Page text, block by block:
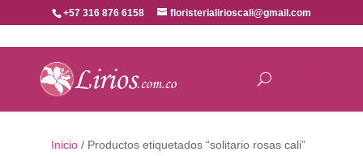
+57 316 876 6158 floristerialirioscali@gmail.com
Inicio/ Productos etiquetados “solitario rosas cali”